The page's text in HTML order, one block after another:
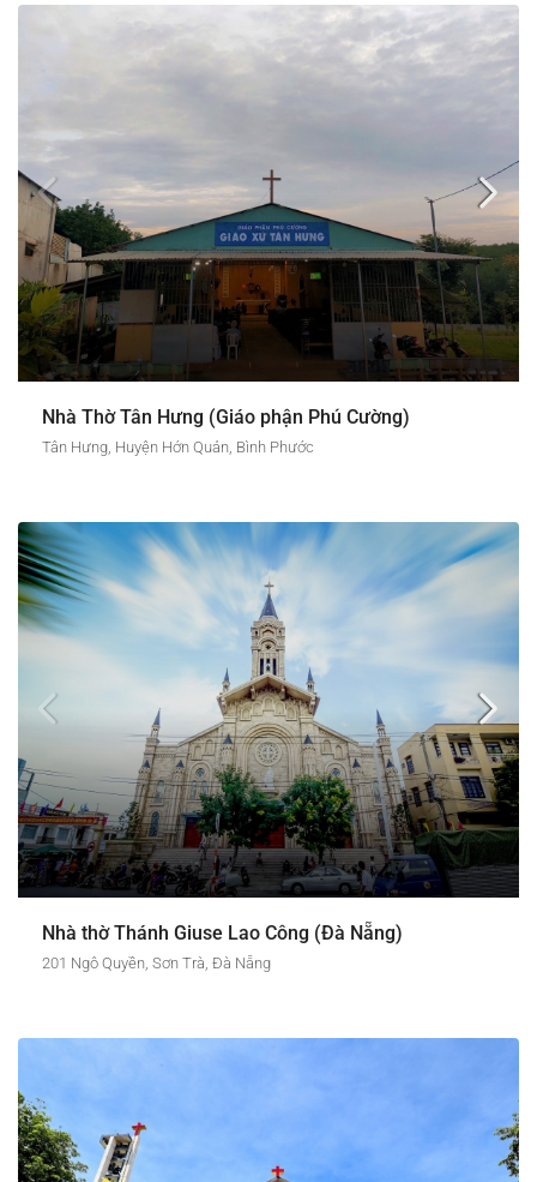
Nhà Thờ Tân Hưng (Giáo phận Phú Cường)
Tân Hưng, Huyện Hớn Quản, Bình Phước
Nhà thờ Thánh Giuse Lao Công (Đà Nẵng)
201 Ngô Quyền, Sơn Trà, Đà Nẵng